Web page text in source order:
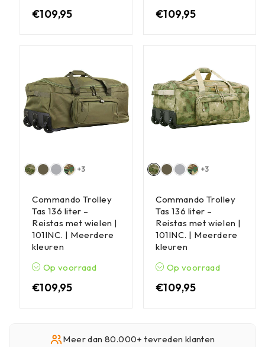
€109,95 €109,95
+3
Commando Trolley
Tas 136 liter –
Reistas met wielen |
101INC. | Meerdere
kleuren
Op voorraad
€109,95
+3
Commando Trolley
Tas 136 liter –
Reistas met wielen |
101INC. | Meerdere
kleuren
Op voorraad
€109,95
Meer dan 80.000+ tevreden klanten